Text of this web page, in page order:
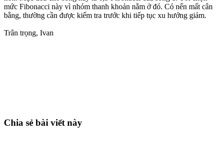
mức Fibonacci này vì nhóm thanh khoản nằm ở đó. Có nến mất cân
bằng, thường cần được kiểm tra trước khi tiếp tục xu hướng giảm.
Trân trọng, Ivan
Chia sẻ bài viết này